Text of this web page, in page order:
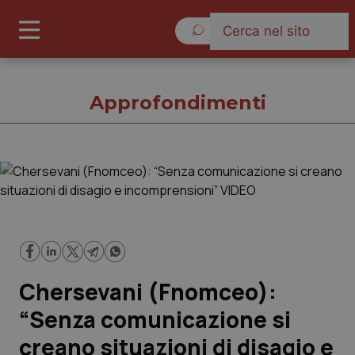
Governo e Parlamento
Regioni e Asl
Lavoro e Professioni
Approfondimenti
Chersevani (Fnomceo):
“Senza comunicazione si
creano situazioni di disagio e